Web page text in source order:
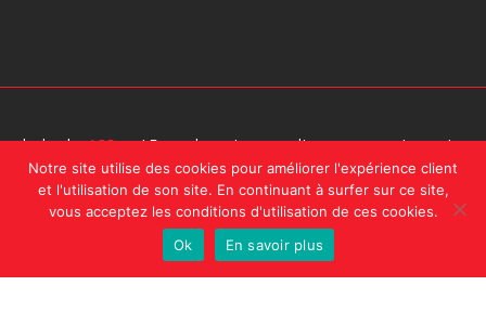
design byA2Com| En naviguant sur ce site, vous acceptez notre
politique de confidentialité.
Notre site utilise des cookies pour améliorer l'expérience client
et l'utilisation de son site. En continuant à surfer sur ce site,
vous acceptez les conditions d'utilisation de ces cookies.
Ok
En savoir plus